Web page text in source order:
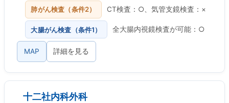
肺がん検査（条件2） CT検査：○、気管支鏡検査：×
大腸がん検査（条件1） 全大腸内視鏡検査が可能：○
MAP 詳細を見る
十二社内科外科